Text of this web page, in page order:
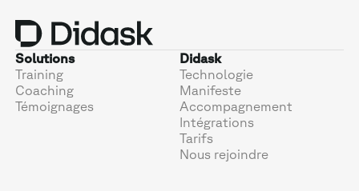
Solutions
Training
Coaching
Témoignages
Didask
Technologie
Manifeste
Accompagnement
Intégrations
Tarifs
Nous rejoindre